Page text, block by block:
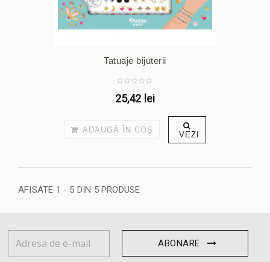
Tatuaje bijuterii
25,42 lei
ADAUGĂ ÎN COŞ VEZI
AFISATE 1 - 5 DIN 5 PRODUSE
ABONARE